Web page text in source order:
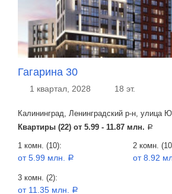
Гагарина 30
1 квартал, 2028 18 эт.
Калининград, Ленинградский р-н, улица
Квартиры (22) от 5.99 - 11.87 млн. a
1 комн. (10):
от 5.99 млн. a
2 комн.
от 8.92
3 комн. (2):
от 11.35 млн. a